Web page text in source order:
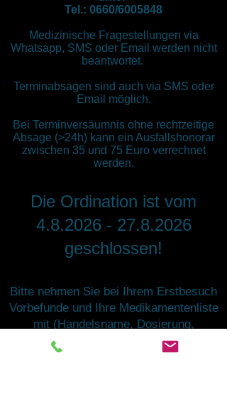
Tel.: 0660/6005848
Medizinische Fragestellungen via
Whatsapp, SMS oder Email werden nicht
beantwortet.
Terminabsagen sind auch via SMS oder
Email möglich.
Bei Terminversäumnis ohne rechtzeitige
Absage (>24h) kann ein Ausfallshonorar
zwischen 35 und 75 Euro verrechnet
werden.
Die Ordination ist vom
4.8.2026 - 27.8.2026
geschlossen!
Bitte nehmen Sie bei Ihrem Erstbesuch
Vorbefunde und Ihre Medikamentenliste
mit (Handelsname, Dosierung,
Einnahmeschema).
So ersparen Sie sich und uns viel Zeit!